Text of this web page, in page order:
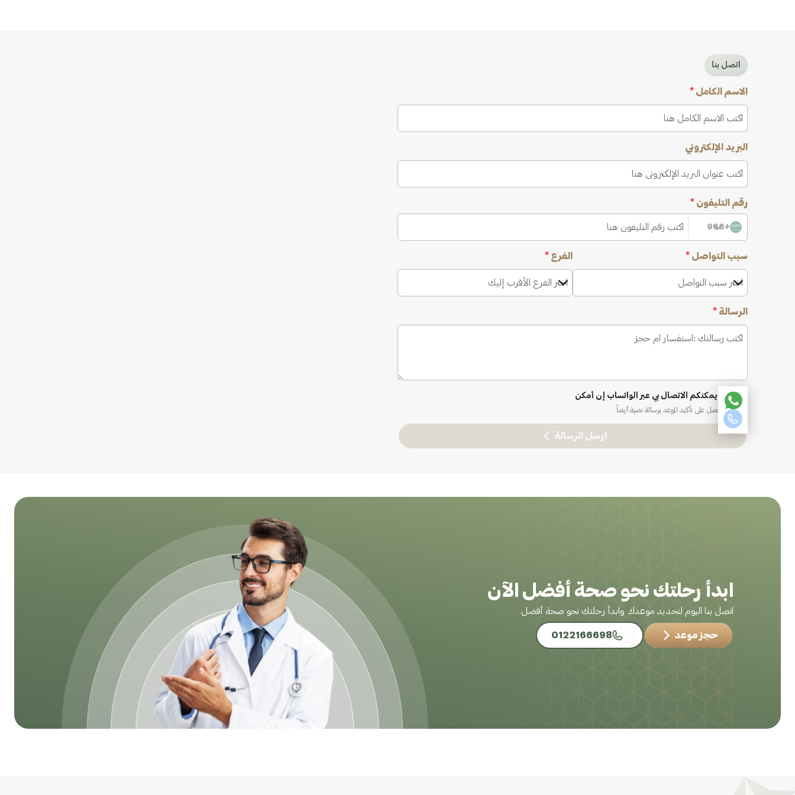
اتصل بنا
الاسم الكامل *
البريد الإلكتروني
رقم التليفون *
+966
سبب التواصل *
اختر سبب التواصل
الفرع *
اختر الفرع الأقرب إليك
الرسالة *
نعم، يمكنكم الاتصال بي عبر الواتساب إن أمكن
ستحصل على تأكيد الموعد برسالة نصية أيضاً
ارسل الرسالة
ابدأ رحلتك نحو صحة أفضل الآن
اتصل بنا اليوم لتحديد موعدك وابدأ رحلتك نحو صحة أفضل
حجز موعد 0122166698